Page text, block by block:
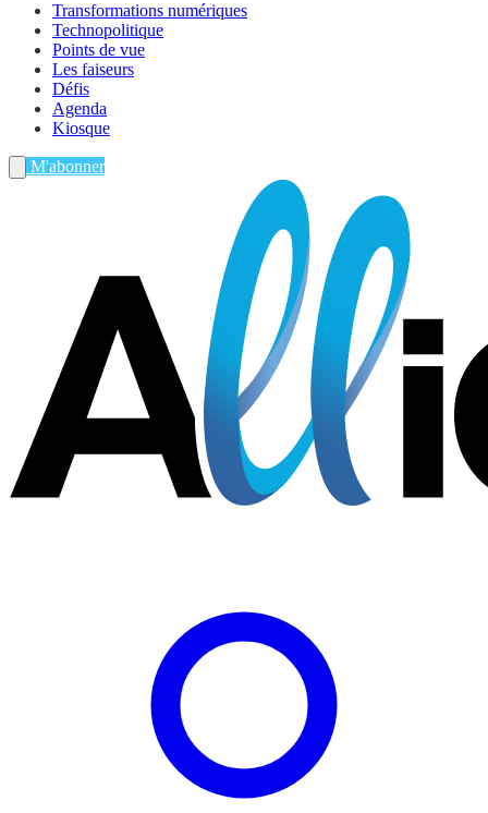
Transformations numériques
Technopolitique
Points de vue
Les faiseurs
Défis
Agenda
Kiosque
M'abonner